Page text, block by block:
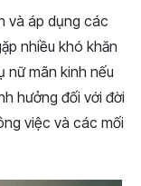
và áp dụng các
nhiều khó khăn
nữ mãn kinh nếu
hưởng đối với đời
việc và các mối